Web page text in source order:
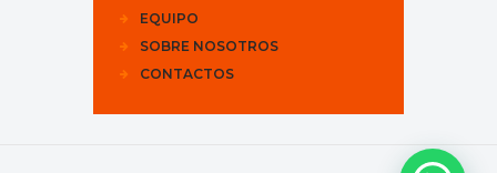
EQUIPO
SOBRE NOSOTROS
CONTACTOS